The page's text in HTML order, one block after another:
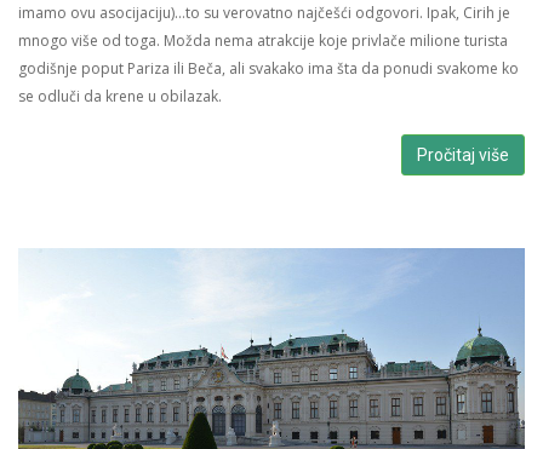
imamo ovu asocijaciju)…to su verovatno najčešći odgovori. Ipak, Cirih je
mnogo više od toga. Možda nema atrakcije koje privlače milione turista
godišnje poput Pariza ili Beča, ali svakako ima šta da ponudi svakome ko
se odluči da krene u obilazak.
Pročitaj više